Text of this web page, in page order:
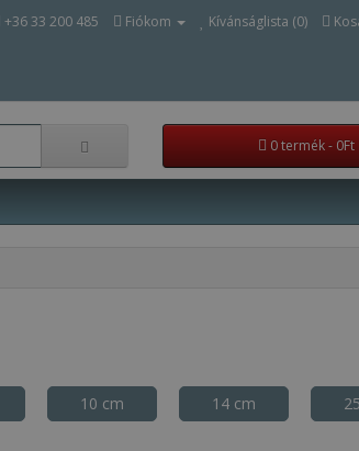
+36 33 200 485 Fiókom Kívánságlista (0)
0 termék - 0Ft
10 cm 14 cm